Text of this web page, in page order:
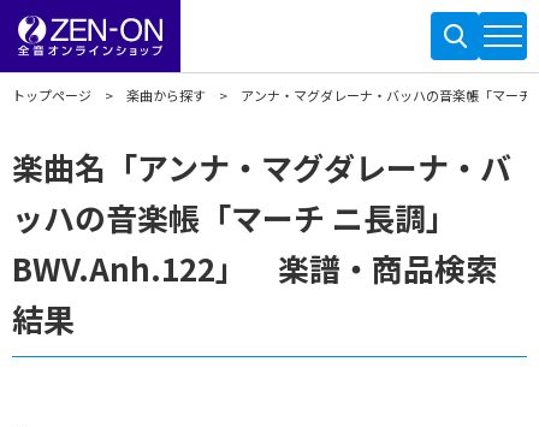
トップページ 楽曲から探す アンナ・マグダレーナ・バッハの音楽帳「マーチ
楽曲名「アンナ・マグダレーナ・バ
ッハの音楽帳「マーチ ニ長調」
BWV.Anh.122」 楽譜・商品検索
結果